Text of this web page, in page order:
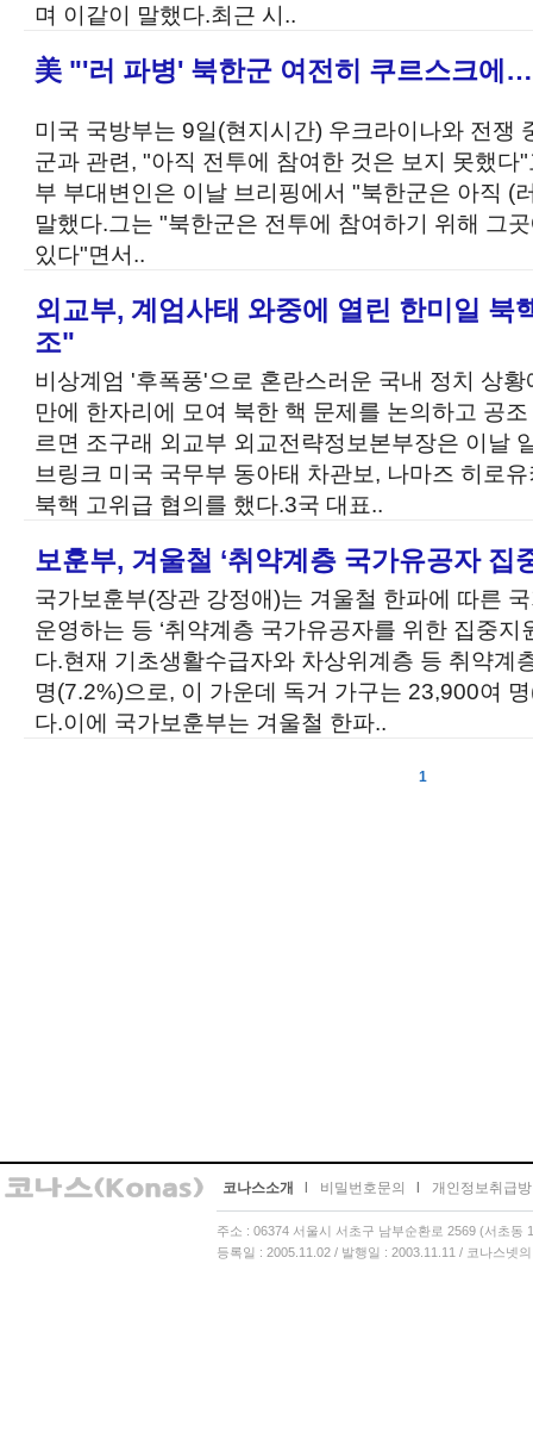
며 이같이 말했다.최근 시..
美 "'러 파병' 북한군 여전히 쿠르스크에
미국 국방부는 9일(현지시간) 우크라이나와 전쟁
군과 관련, "아직 전투에 참여한 것은 보지 못했다
부 부대변인은 이날 브리핑에서 "북한군은 아직 (
말했다.그는 "북한군은 전투에 참여하기 위해 그
있다"면서..
외교부, 계엄사태 와중에 열린 한미일
조"
비상계엄 '후폭풍'으로 혼란스러운 국내 정치 상
만에 한자리에 모여 북한 핵 문제를 논의하고 공
르면 조구래 외교부 외교전략정보본부장은 이날
브링크 미국 국무부 동아태 차관보, 나마즈 히로
북핵 고위급 협의를 했다.3국 대표..
보훈부, 겨울철 ‘취약계층 국가유공자 집
국가보훈부(장관 강정애)는 겨울철 한파에 따른
운영하는 등 ‘취약계층 국가유공자를 위한 집중지
다.현재 기초생활수급자와 차상위계층 등 취약계
명(7.2%)으로, 이 가운데 독거 가구는 23,900여
다.이에 국가보훈부는 겨울철 한파..
1
코나스소개 비밀번호문의 개인정보취급
주소 : 06374 서울시 서초구 남부순환로 2569 (서초
등록일 : 2005.11.02 / 발행일 : 2003.11.11 / 코나스넷